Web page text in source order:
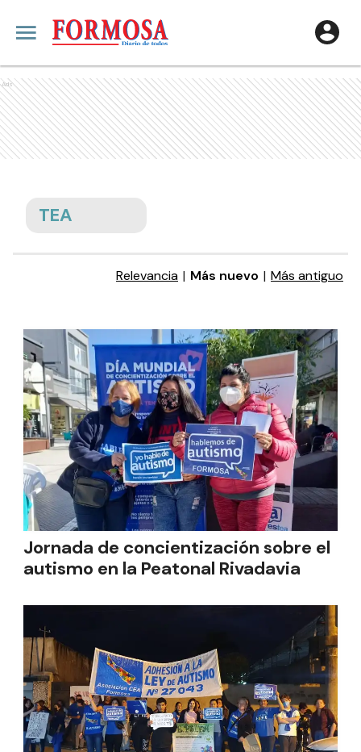
Ads
TEA
Relevancia | Más nuevo | Más antiguo
Jornada de concientización sobre el
autismo en la Peatonal Rivadavia